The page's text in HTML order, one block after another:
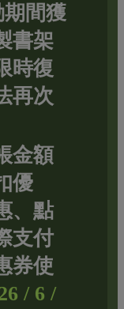
期間獲
書架
時復
再次
金額
優
、點
支付
券使
/ 6 /